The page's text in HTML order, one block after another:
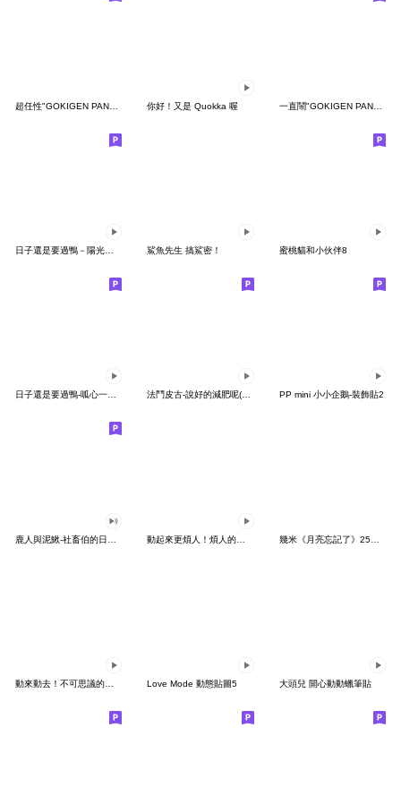
你好！又是 Quokka 喔 一直鬧"GOKIGEN PANDA" 台灣版
鯊魚先生 搞鯊密！ 蜜桃貓和小伙伴8
日子還是要過鴨-呱心一下鴨 法鬥皮古-說好的減肥呢(第15彈) PP mini 小小企鵝-裝飾貼2
幾米《月亮忘記了》25周年 x 晴天P莉
Love Mode 動態貼圖5 大頭兒 開心動動蠟筆貼